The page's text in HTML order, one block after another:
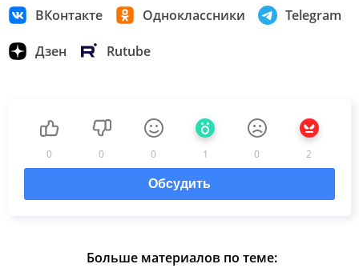
ВКонтакте Одноклассники Telegram
Дзен Rutube
0 0 0 1 0 2
Обсудить
Больше материалов по теме: